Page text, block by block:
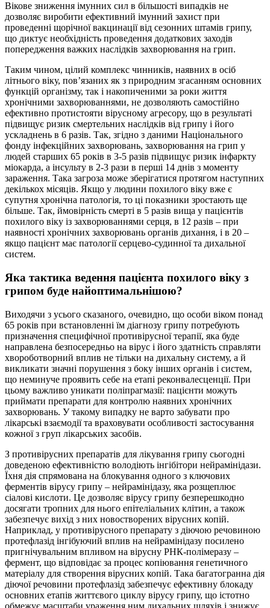
Вікове зниження імунних сил в більшості випадків не
дозволяє виробити ефективний імунний захист при
проведенні щорічної вакцинації від сезонних штамів грипу,
що диктує необхідність проведення додаткових заходів
попередження важких наслідків захворювання на грип.
Таким чином, цілий комплекс чинників, наявних в осіб
літнього віку, пов’язаних як з природним згасанням основних
функцій організму, так і накопиченими за роки життя
хронічними захворюваннями, не дозволяють самостійно
ефективно протистояти вірусному агресору, що в результаті
підвищує ризик смертельних наслідків від грипу і його
ускладнень в 6 разів. Так, згідно з даними Національного
фонду інфекційних захворювань, захворювання на грип у
людей старших 65 років в 3-5 разів підвищує ризик інфаркту
міокарда, а інсульту в 2-3 рази в перші 14 днів з моменту
зараження. Така загроза може зберігатися протягом наступних
декількох місяців. Якщо у людини похилого віку вже є
супутня хронічна патологія, то ці показники зростають ще
більше. Так, ймовірність смерті в 5 разів вища у пацієнтів
похилого віку із захворюваннями серця, в 12 разів – при
наявності хронічних захворювань органів дихання, і в 20 –
якщо пацієнт має патології серцево-судинної та дихальної
систем.
Яка тактика ведення пацієнта похилого віку з
грипом буде найоптимальнішою?
Виходячи з усього сказаного, очевидно, що особи віком понад
65 років при встановленні їм діагнозу грипу потребують
призначення специфічної противірусної терапії, яка буде
направлена ​​безпосередньо на вірус і його здатність справляти
хвороботворний вплив не тільки на дихальну систему, а й
викликати значні порушення з боку інших органів і систем,
що неминуче проявить себе на етапі реконвалесценції. При
цьому важливо уникати поліпрагмазії: пацієнти можуть
приймати препарати для контролю наявних хронічних
захворювань. У такому випадку не варто забувати про
лікарські взаємодії та враховувати особливості застосування
кожної з груп лікарських засобів.
З противірусних препаратів для лікування грипу сьогодні
доведеною ефективністю володіють інгібітори нейрамінідази.
Їхня дія спрямована на блокування одного з ключових
ферментів вірусу грипу – нейрамінідазу, яка розщеплює
сіалові кислоти. Це дозволяє вірусу грипу безперешкодно
досягати тропних для нього епітеліальних клітин, а також
забезпечує вихід з них новостворених вірусних копій.
Наприклад, у противірусного препарату з діючою речовиною
протефлазід інгібуючий вплив на нейрамінідазу посилено
пригнічувальним впливом на вірусну РНК-полімеразу –
фермент, що відповідає за процес копіювання генетичного
матеріалу для створення вірусних копій. Така багатогранна дія
діючої речовини протефлазід забезпечує ефективну блокаду
основних етапів життєвого циклу вірусу грипу, що істотно
обмежує масштаби ураження ним дихальних шляхів і знижує